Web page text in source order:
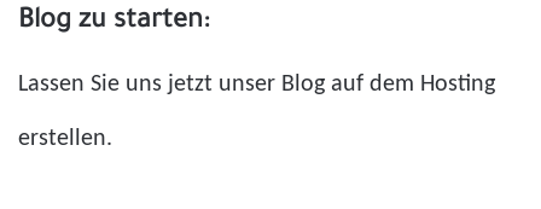
Blog zu starten:
Lassen Sie uns jetzt unser Blog auf dem Hosting
erstellen.